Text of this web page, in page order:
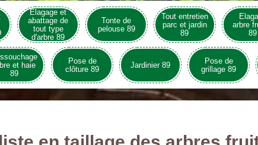
Elagage et
abattage de
tout type
d'arbre 89
Tonte de
pelouse 89
Tout entretien
parc et jardin
89
arbre
89
et haie
89
Pose de
clôture 89
Jardinier 89
Pose de
grillage 89